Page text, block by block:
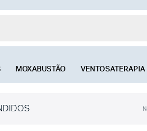
MOXABUSTÃO VENTOSATERAPIA